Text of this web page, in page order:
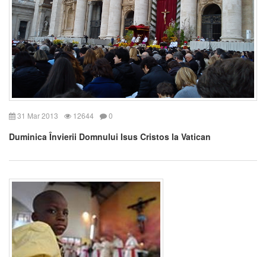
31 Mar 2013 12644 0
Duminica Învierii Domnului Isus Cristos la Vatican